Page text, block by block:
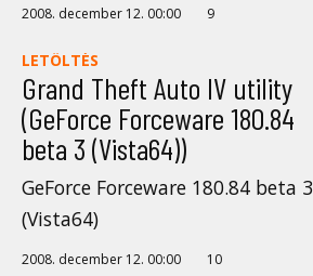
2008. december 12. 00:00 9
LETÖLTÉS
Grand Theft Auto IV utility
(GeForce Forceware 180.84
beta 3 (Vista64))
GeForce Forceware 180.84 beta 3
(Vista64)
2008. december 12. 00:00 10